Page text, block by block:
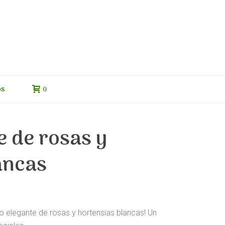
0
de rosas y
elegante de rosas y hortensias blancas! Un